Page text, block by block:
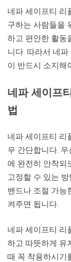
네파 세이프티 리
구하는 사람들을
하고 편안한 활동
니다. 따라서 네
이 반드시 소지해
네파 세이프
법
네파 세이프티 리
우 간단합니다.
에 완전히 안착되
고정할 수 있는
밴드나 조절 가능
켜주면 됩니다.
네파 세이프티 리
하고 따뜻하게 유
때 꼭 착용하시기